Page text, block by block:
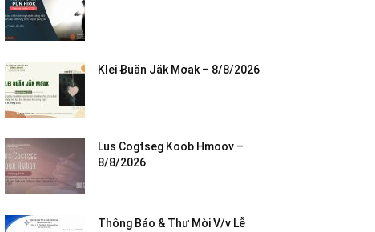
Klei Ƀuăn Jăk Mơak – 8/8/2026
Lus Cogtseg Koob Hmoov –
8/8/2026
Thông Báo & Thư Mời V/v Lễ